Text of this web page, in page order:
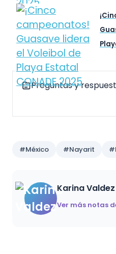
Preguntas y
#México #Nayarit
Karina Valdez
Ver más notas